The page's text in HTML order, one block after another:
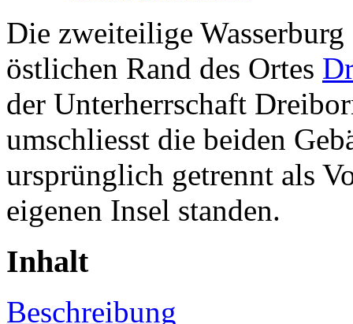
Die zweiteilige
östlichen Rand des Ortes
der Unterherrschaft
umschliesst die beiden
ursprünglich getrennt als
eigenen Insel standen.
Inhalt
Beschreibung